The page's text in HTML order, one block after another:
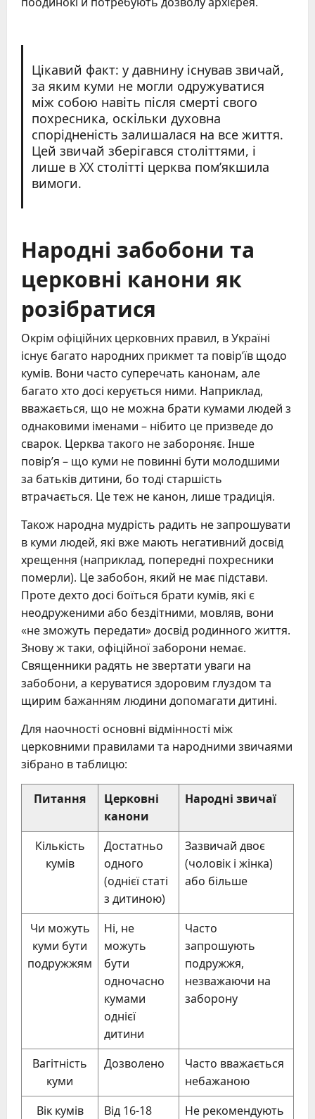
Цікавий факт: у давнину існував звичай,
за яким куми не могли одружуватися
між собою навіть після смерті свого
похресника, оскільки духовна
спорідненість залишалася на все життя.
Цей звичай зберігався століттями, і
лише в XX столітті церква пом’якшила
вимоги.
Народні забобони та
церковні канони як
розібратися
Окрім офіційних церковних правил, в Україні
існує багато народних прикмет та повір’їв щодо
кумів. Вони часто суперечать канонам, але
багато хто досі керується ними. Наприклад,
вважається, що не можна брати кумами людей з
однаковими іменами – нібито це призведе до
сварок. Церква такого не забороняє. Інше
повір’я – що куми не повинні бути молодшими
за батьків дитини, бо тоді старшість
втрачається. Це теж не канон, лише традиція.
Також народна мудрість радить не запрошувати
в куми людей, які вже мають негативний досвід
хрещення (наприклад, попередні похресники
померли). Це забобон, який не має підстави.
Проте дехто досі боїться брати кумів, які є
неодруженими або бездітними, мовляв, вони
«не зможуть передати» досвід родинного життя.
Знову ж таки, офіційної заборони немає.
Священники радять не звертати уваги на
забобони, а керуватися здоровим глуздом та
щирим бажанням людини допомагати дитині.
Для наочності основні відмінності між
церковними правилами та народними звичаями
зібрано в таблицю:
Питання
Церковні
канони
Народні звичаї
Кількість
кумів
Достатньо
одного
(однієї статі
з дитиною)
Зазвичай двоє
(чоловік і жінка)
або більше
Чи можуть
куми бути
подружжям
Ні, не
можуть
бути
одночасно
кумами
однієї
дитини
Часто
запрошують
подружжя,
незважаючи на
заборону
Вагітність
куми
Дозволено
Часто вважається
небажаною
Вік кумів
Від 16-18
Не рекомендують